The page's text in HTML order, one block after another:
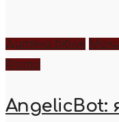
Дитяча біблія
Фото
AngelicBot: